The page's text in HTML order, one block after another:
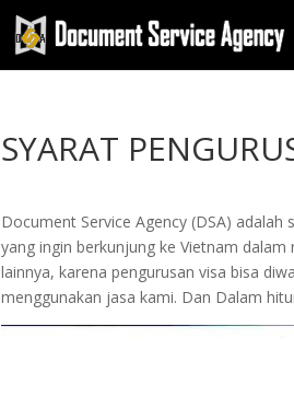
SYARAT
Document Service Agency (DSA)
yang ingin berkunjung ke Vietnam
lainnya, karena pengurusan visa bisa
menggunakan jasa kami. Dan Dalam